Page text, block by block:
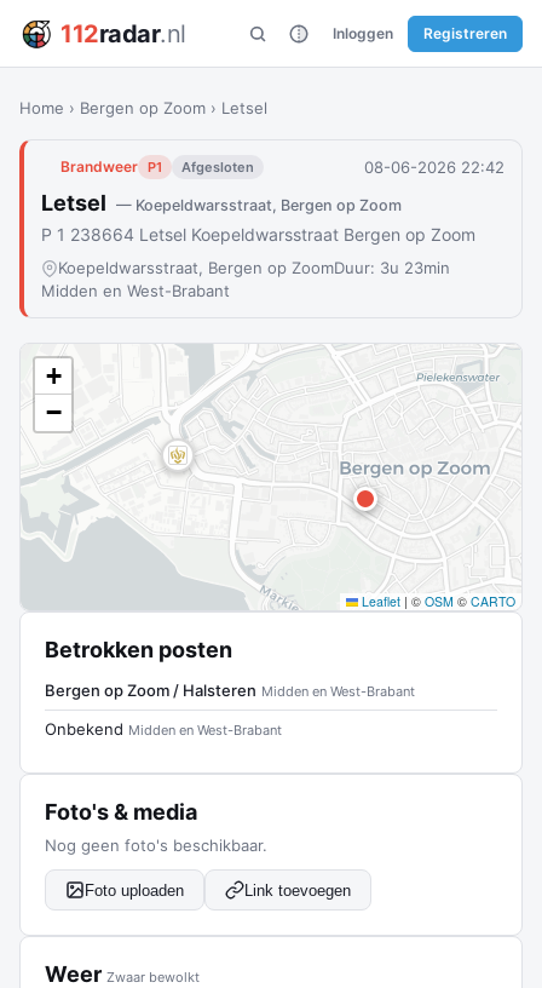
112radar.nl Inloggen Registreren
Home › Bergen op Zoom › Letsel
Brandweer P1 Afgesloten 08-06-2026 22:42
Letsel — Koepeldwarsstraat, Bergen op Zoom
P 1 238664 Letsel Koepeldwarsstraat Bergen op Zoom
Koepeldwarsstraat, Bergen op ZoomDuur: 3u 23min
Midden en West-Brabant
+
−
Leaflet | © OSM © CARTO
Betrokken posten
Bergen op Zoom / Halsteren Midden en West-Brabant
Onbekend Midden en West-Brabant
Foto's & media
Nog geen foto's beschikbaar.
Foto uploaden Link toevoegen
Weer Zwaar bewolkt